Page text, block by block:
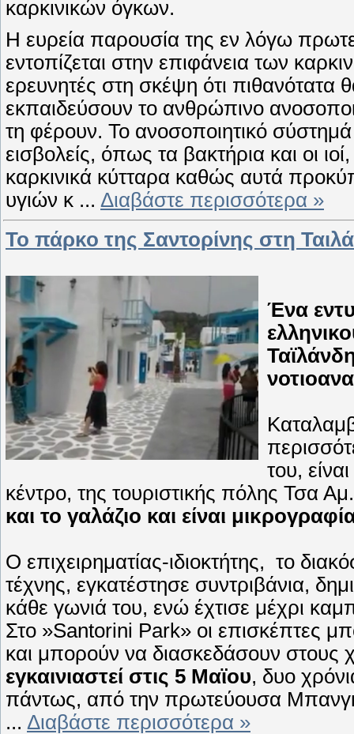
καρκινικών όγκων.
Η ευρεία παρουσία της εν λόγω
εντοπίζεται στην επιφάνεια των
ερευνητές στη σκέψη ότι
εκπαιδεύσουν το ανθρώπινο
τη φέρουν. Το ανοσοποιητικό σύστημά
εισβολείς, όπως τα βακτήρια και οι
καρκινικά κύτταρα καθώς αυτά
υγιών κ ... Διαβάστε περισσότερα »
Το πάρκο της Σαντορίνης στη
Ένα
του, είναι
κέντρο, της τουριστικής πόλης Τσα
και το γαλάζιο και είναι
Ο επιχειρηματίας-ιδιοκτήτης, το
τέχνης, εγκατέστησε συντριβάνια,
κάθε γωνιά του, ενώ έχτισε μέχρι
Στο »Santorini Park» οι επισκέπτες
και μπορούν να διασκεδάσουν
εγκαινιαστεί στις 5 Μαϊου, δυο
πάντως, από την πρωτεύουσα
... Διαβάστε περισσότερα »